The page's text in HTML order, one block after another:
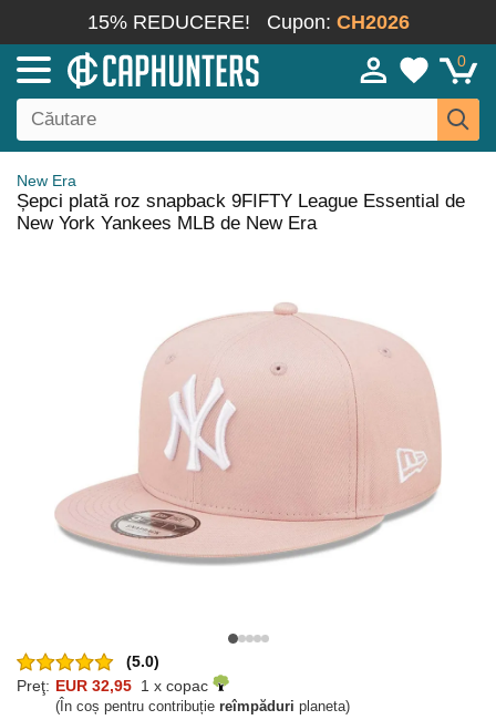
15% REDUCERE! Cupon: CH2026
0
New Era
Șepci plată roz snapback 9FIFTY League Essential de
New York Yankees MLB de New Era
(5.0)
Preţ: EUR 32,95 1 x copac
(În coș pentru contribuție reîmpăduri planeta)